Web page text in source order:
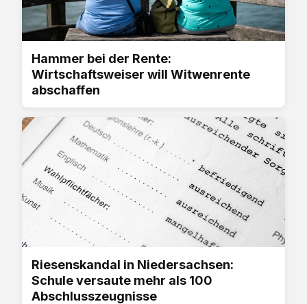
Hammer bei der Rente:
Wirtschaftsweiser will Witwenrente
abschaffen
Riesenskandal in Niedersachsen:
Schule versaute mehr als 100
Abschlusszeugnisse